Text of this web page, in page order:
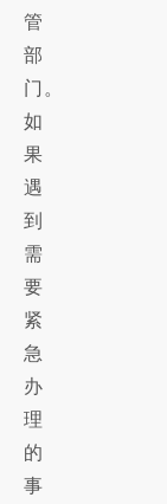
管
部
门。
如
果
遇
到
需
要
紧
急
办
理
的
事